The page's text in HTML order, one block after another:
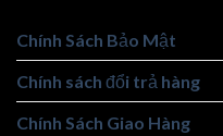
Chính Sách Bảo Mật
Chính sách đổi trả hàng
Chính Sách Giao Hàng